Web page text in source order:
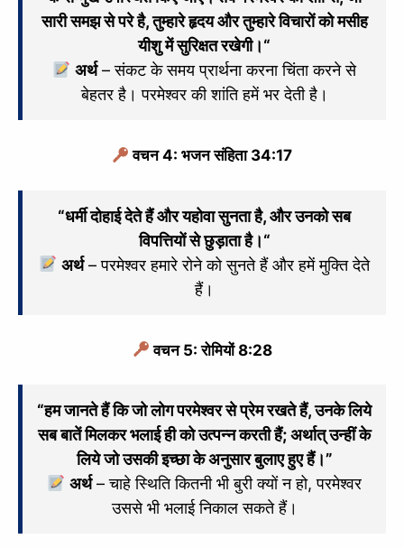
सारी समझ से परे है, तुम्हारे हृदय और तुम्हारे विचारों को मसीह
यीशु में सुरिक्षत रखेगी।“
अर्थ– संकट के समय प्रार्थना करना चिंता करने से
बेहतर है। परमेश्वर की शांति हमें भर देती है।
वचन 4: भजन संहिता 34:17
“धर्मी दोहाई देते हैं और यहोवा सुनता है,और उनको सब
विपत्तियों से छुड़ाता है।“
अर्थ– परमेश्वर हमारे रोने को सुनते हैं और हमें मुक्ति देते
हैं।
वचन 5: रोमियों 8:28
“हम जानते हैं कि जो लोग परमेश्‍वर से प्रेम रखते हैं, उनके लिये
सब बातें मिलकर भलाई ही को उत्पन्न करती हैं; अर्थात् उन्हीं के
लिये जो उसकी इच्छा के अनुसार बुलाए हुए हैं।”
अर्थ– चाहे स्थिति कितनी भी बुरी क्यों न हो, परमेश्वर
उससे भी भलाई निकाल सकते हैं।